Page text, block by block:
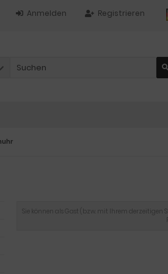
Registrieren
Anmelden
Sie können als Gast (bzw. mit Ihrem derzeitigen